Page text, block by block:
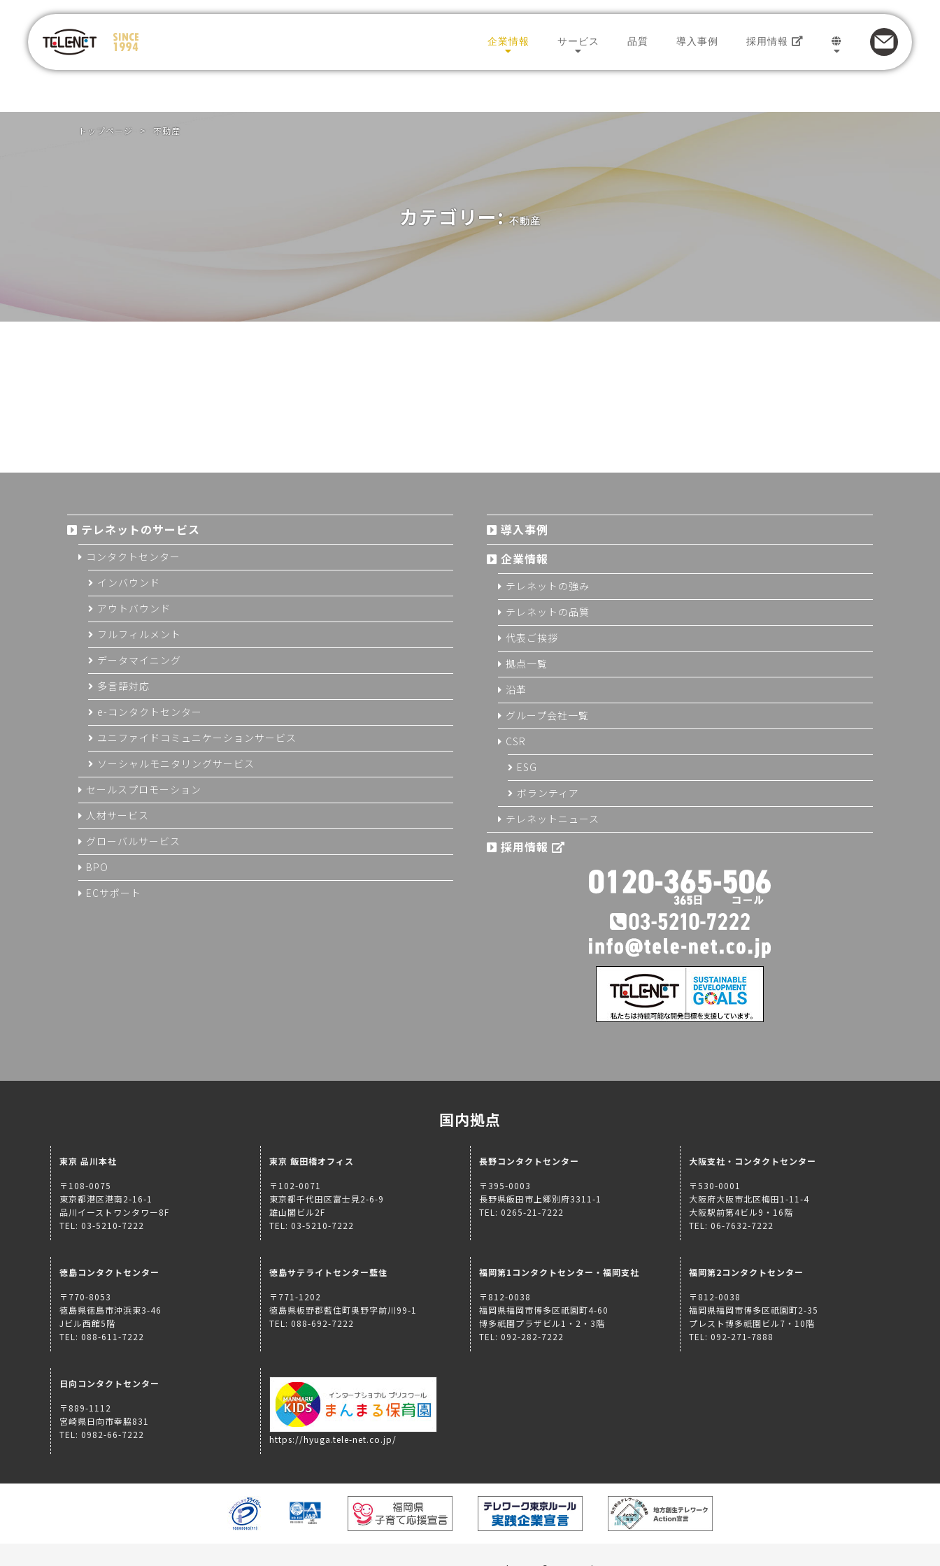
企業情報
強み
拠点一覧
グループ会社一覧
サービス
コンタクトセンター
フルフィルメント
データマイニング
セールスプロモーション
人材サービス
品質 導入事例 採用情報
トップページ > 不動産
カテゴリー:不動産
テレネットのサービス
コンタクトセンター
インバウンド
アウトバウンド
フルフィルメント
データマイニング
多言語対応
e-コンタクトセンター
ユニファイドコミュニケーションサービス
ソーシャルモニタリングサービス
セールスプロモーション
人材サービス
グローバルサービス
BPO
ECサポート
導入事例
企業情報
テレネットの強み
テレネットの品質
代表ご挨拶
拠点一覧
沿革
グループ会社一覧
CSR
ESG
ボランティア
テレネットニュース
採用情報
国内拠点
東京 品川本社
〒108-0075
東京都港区港南2-16-1
品川イーストワンタワー8F
TEL: 03-5210-7222
東京 飯田橋オフィス
〒102-0071
東京都千代田区富士見2-6-9
雄山閣ビル2F
TEL: 03-5210-7222
長野コンタクトセンター
〒395-0003
長野県飯田市上郷別府3311-1
TEL: 0265-21-7222
大阪支社・コンタクトセンター
〒530-0001
大阪府大阪市北区梅田1-11-4
大阪駅前第4ビル9・16階
TEL: 06-7632-7222
徳島コンタクトセンター
〒770-8053
徳島県徳島市沖浜東3-46
Jビル西館5階
TEL: 088-611-7222
徳島サテライトセンター藍住
〒771-1202
徳島県板野郡藍住町奥野字前川99-1
TEL: 088-692-7222
福岡第1コンタクトセンター・福岡支社
〒812-0038
福岡県福岡市博多区祇園町4-60
博多祇園プラザビル1・2・3階
TEL: 092-282-7222
福岡第2コンタクトセンター
〒812-0038
福岡県福岡市博多区祇園町2-35
プレスト博多祇園ビル7・10階
TEL: 092-271-7888
日向コンタクトセンター
〒889-1112
宮崎県日向市幸脇831
TEL: 0982-66-7222
https://hyuga.tele-net.co.jp/